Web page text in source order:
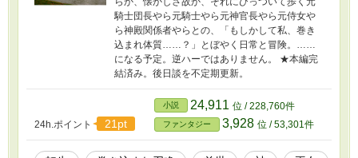
騎士団長やら元騎士やら元神官長やら元侍女や
ら神殿関係者やらとの、「もしかして私、巻き
込まれ体質……？」とぼやく日常と冒険。……
になる予定。逆ハーではありません。 ★本編完
結済み。後日談を不定期更新。
24h.ポイント 21pt
小説 24,911 位 / 228,760件
ファンタジー 3,928 位 / 53,301件